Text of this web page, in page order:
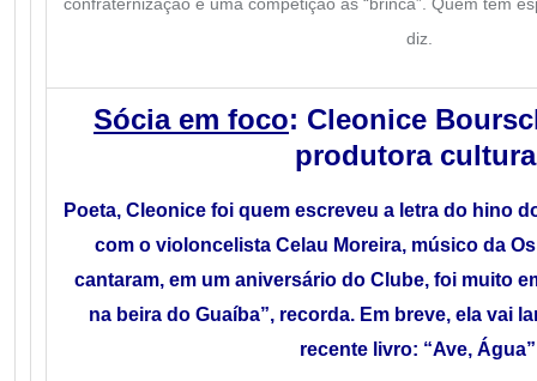
diz.
Sócia em foco: Cleonice
produtora
Poeta, Cleonice foi quem escreveu a letra do hino
com o violoncelista Celau Moreira, músico da
cantaram, em um aniversário do Clube, foi muito
na beira do Guaíba”, recorda. Em breve, ela vai
recente livro: “Ave,